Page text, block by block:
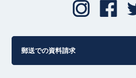
郵送での資料請求